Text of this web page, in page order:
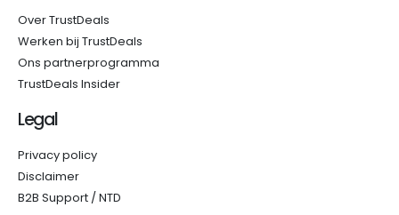
Over TrustDeals
Werken bij TrustDeals
Ons partnerprogramma
TrustDeals Insider
Legal
Privacy policy
Disclaimer
B2B Support / NTD